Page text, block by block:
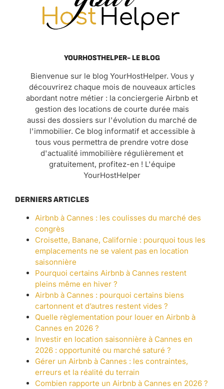
YOURHOSTHELPER- LE BLOG
Bienvenue sur le blog YourHostHelper. Vous y
découvrirez chaque mois de nouveaux articles
abordant notre métier : la conciergerie Airbnb et
gestion des locations de courte durée mais
aussi des dossiers sur l'évolution du marché de
l'immobilier. Ce blog informatif et accessible à
tous vous permettra de prendre votre dose
d'actualité immobilière régulièrement et
gratuitement, profitez-en ! L'équipe
YourHostHelper
DERNIERS ARTICLES
Airbnb à Cannes : les coulisses du marché des
congrès
Croisette, Banane, Californie : pourquoi tous les
emplacements ne se valent pas en location
saisonnière
Pourquoi certains Airbnb à Cannes restent
pleins même en hiver ?
Airbnb à Cannes : pourquoi certains biens
cartonnent et d’autres restent vides ?
Quelle règlementation pour louer en Airbnb à
Cannes en 2026 ?
Investir en location saisonnière à Cannes en
2026 : opportunité ou marché saturé ?
Gérer un Airbnb à Cannes : les contraintes,
erreurs et la réalité du terrain
Combien rapporte un Airbnb à Cannes en 2026 ?